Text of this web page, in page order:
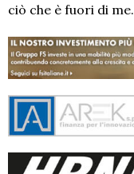
ciò che è fuori di me.